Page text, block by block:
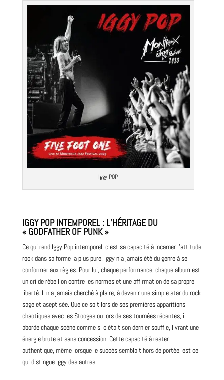
Iggy POP
IGGY POP INTEMPOREL : L’HÉRITAGE DU
« GODFATHER OF PUNK »
Ce qui rend Iggy Pop intemporel, c’est sa capacité à incarner l’attitude
rock dans sa forme la plus pure. Iggy n’a jamais été du genre à se
conformer aux règles. Pour lui, chaque performance, chaque album est
un cri de rébellion contre les normes et une affirmation de sa propre
liberté. Il n’a jamais cherché à plaire, à devenir une simple star du rock
sage et aseptisée. Que ce soit lors de ses premières apparitions
chaotiques avec les Stooges ou lors de ses tournées récentes, il
aborde chaque scène comme si c’était son dernier souffle, livrant une
énergie brute et sans concession. Cette capacité à rester
authentique, même lorsque le succès semblait hors de portée, est ce
qui distingue Iggy des autres.